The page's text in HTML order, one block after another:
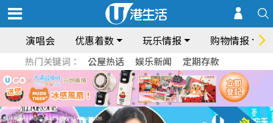
演唱会 优惠着数 玩乐情报 购物情报
热门关键词： 公屋热话 娱乐新闻 定期存款